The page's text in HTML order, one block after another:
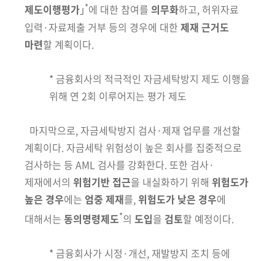
제도이행평가｣*에 대한 참여를 의무화하고, 허위자료
입력·자료제출 거부 등의 경우에 대한 제재 근거도
마련할 계획이다.
* 금융회사의 적극적인 자금세탁방지 제도 이행을
위해 연 2회 이루어지는 평가 제도
마지막으로, 자금세탁방지 검사·제재 업무를 개선할
계획이다. 자금세탁 위험성이 높은 회사를 집중적으로
검사하는 등 AML 검사를 강화한다. 또한 검사·
제재에서의 위험기반 접근을 내실화하기 위해 위험도가
높은 경우에는 엄중 제재를, 위험도가 낮은 경우에
대해서는 동의명령제도*의 도입을 검토할 예정이다.
* 금융회사가 시정·개선, 재발방지 조치 등에